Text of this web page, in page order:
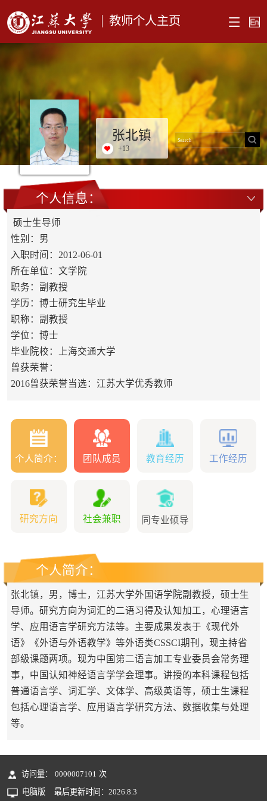
教师个人主页
张北镇
+13
个人信息：
硕士生导师
性别：男
入职时间：2012-06-01
所在单位：文学院
职务：副教授
学历：博士研究生毕业
职称：副教授
学位：博士
毕业院校：上海交通大学
曾获荣誉：
2016曾获荣誉当选：江苏大学优秀教师
个人简介： 团队成员 教育经历 工作经历
研究方向 社会兼职 同专业硕导
个人简介：
张北镇，男，博士，江苏大学外国语学院副教授，硕士生
导师。研究方向为词汇的二语习得及认知加工，心理语言
学、应用语言学研究方法等。主要成果发表于《现代外
语》《外语与外语教学》等外语类CSSCI期刊，现主持省
部级课题两项。现为中国第二语言加工专业委员会常务理
事，中国认知神经语言学学会理事。讲授的本科课程包括
普通语言学、词汇学、文体学、高级英语等，硕士生课程
包括心理语言学、应用语言学研究方法、数据收集与处理
等。
访问量： 0000007101 次
电脑版
最后更新时间： 2026.8.3